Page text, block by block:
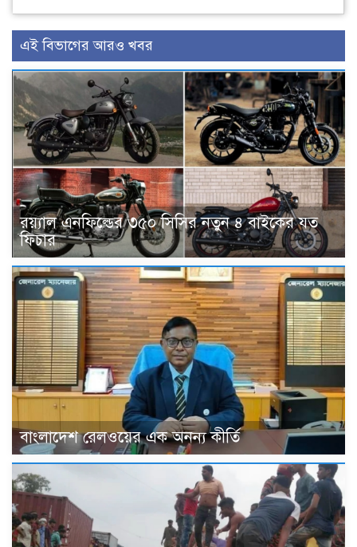
এই বিভাগের আরও খবর
র‌য়্যাল এনফিল্ডের ৩৫০ সিসির নতুন ৪ বাইকের যত
ফিচার
বাংলাদেশ রেলওয়ের এক অনন্য কীর্তি